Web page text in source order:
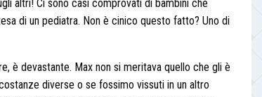
altri! Ci sono casi comprovati di bambini che
di un pediatra. Non è cinico questo fatto? Uno di
è devastante. Max non si meritava quello che gli è
diverse o se fossimo vissuti in un altro